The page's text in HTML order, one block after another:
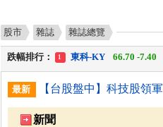
股市 雜誌 雜誌總覽
漲幅排行： 1 台達電 1,815.00
跌幅排行：
1 東科-KY 66.70 -7.40
跌停排行：
最新
新聞